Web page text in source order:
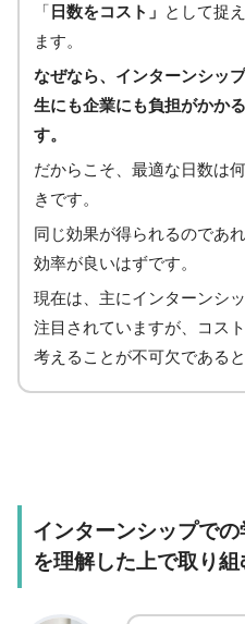
「 日数をコスト」 として捉
ます。
なぜなら、インターンシッ
生にも企業にも負担がかか
す。
だからこそ、最適な日数は
きです。
同じ効果が得られるのであ
効率が良いはずです。
現在は、主にインターンシ
注目されていますが、コス
考えることが不可欠であると
インターンシップで
を理解した上で取り組